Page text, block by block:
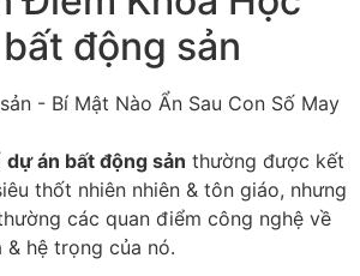
động sản
dự án bất động sản thường được kết
thốt nhiên nhiên & tôn giáo, nhưng
các quan điểm công nghệ về
hệ trọng của nó.